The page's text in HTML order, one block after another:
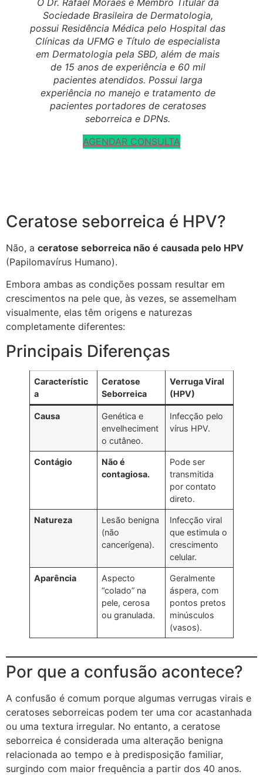
Sociedade Brasileira de Dermatologia,
possui Residência Médica pelo Hospital das
Clínicas da UFMG e Título de especialista
em Dermatologia pela SBD, além de mais
de 15 anos de experiência e 60 mil
pacientes atendidos. Possui larga
experiência no manejo e tratamento de
pacientes portadores de ceratoses
seborreica e DPNs.
AGENDAR CONSULTA
Ceratose seborreica é HPV?
Não, a ceratose seborreica não é causada pelo HPV
(Papilomavírus Humano).
Embora ambas as condições possam resultar em
crescimentos na pele que, às vezes, se assemelham
visualmente, elas têm origens e naturezas
completamente diferentes:
Principais Diferenças
Característic
a
Ceratose
Seborreica
Verruga Viral
(HPV)
Causa
Genética e
envelheciment
o cutâneo.
Infecção pelo
vírus HPV.
Contágio
Não é
contagiosa.
Pode ser
transmitida
por contato
direto.
Natureza
Lesão benigna
(não
cancerígena).
Infecção viral
que estimula o
crescimento
celular.
Aparência
Aspecto
“colado” na
pele, cerosa
ou granulada.
Geralmente
áspera, com
pontos pretos
minúsculos
(vasos).
Por que a confusão acontece?
A confusão é comum porque algumas verrugas virais e
ceratoses seborreicas podem ter uma cor acastanhada
ou uma textura irregular. No entanto, a ceratose
seborreica é considerada uma alteração benigna
relacionada ao tempo e à predisposição familiar,
surgindo com maior frequência a partir dos 40 anos.